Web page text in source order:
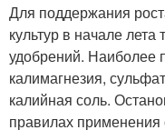
Для поддержания
культур в начале
удобрений. Наиболее
калимагнезия,
калийная соль.
правилах применения